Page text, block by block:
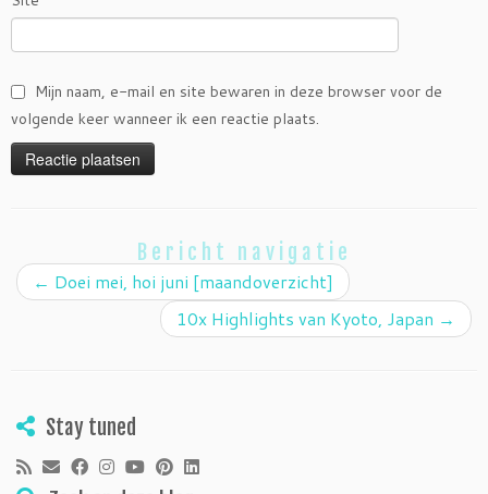
Mijn naam, e-mail en site bewaren in deze browser voor de
volgende keer wanneer ik een reactie plaats.
Bericht navigatie
← Doei mei, hoi juni [maandoverzicht]
10x Highlights van Kyoto, Japan →
Stay tuned